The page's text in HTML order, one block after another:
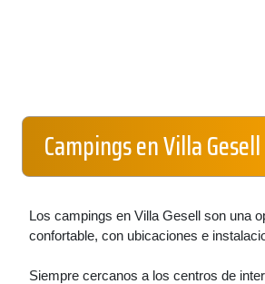
Campings en Villa Gesell
Los campings en Villa Gesell son una
confortable, con ubicaciones e
Siempre cercanos a los centros de